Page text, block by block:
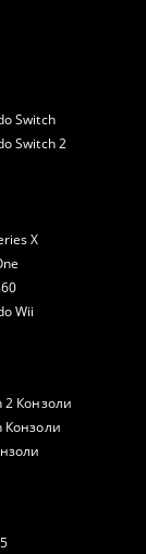
Switch
Switch 2
X
Wii
2 Конзоли
Конзоли